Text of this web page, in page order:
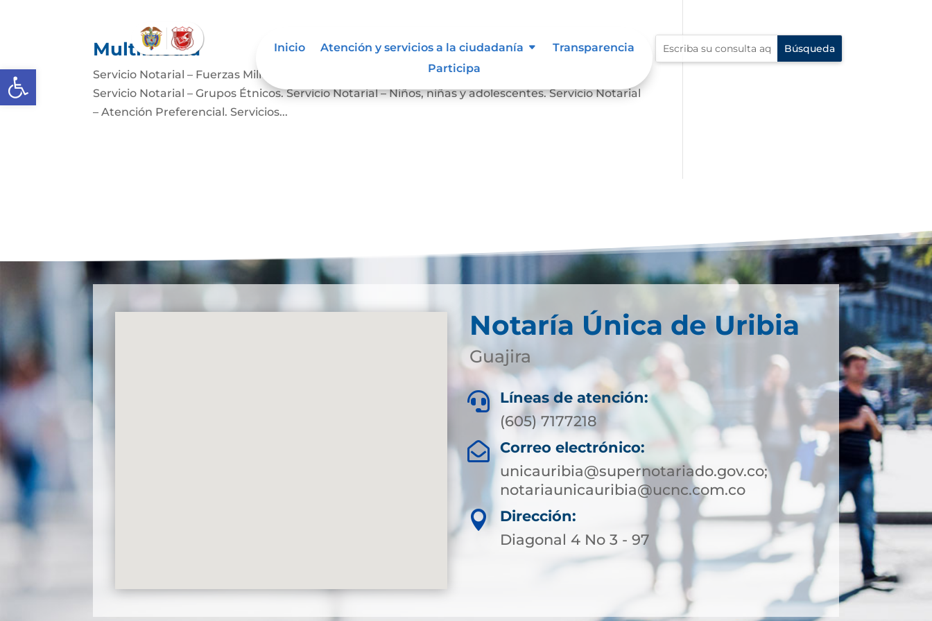
Abrir barra de herramientas
Inicio Atención y servicios a la ciudadanía
Transparencia
Participa
Multimedia
Servicio Notarial – Fuerzas Militares. Servicio Notarial – Personas en Situación de Discapacidad.
Servicio Notarial – Grupos Étnicos. Servicio Notarial – Niños, niñas y adolescentes. Servicio Notarial
– Atención Preferencial. Servicios...
Notaría Única de Uribia
Guajira

Líneas de atención:
(605) 7177218
 Correo electrónico:
unicauribia@supernotariado.gov.co;
notariaunicauribia@ucnc.com.co

Dirección:
Diagonal 4 No 3 - 97